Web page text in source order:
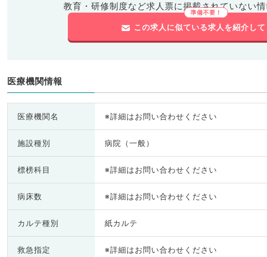
教育・研修制度など求人票に掲載されていない情
この求人に似ている求人を紹介して
医療機関情報
医療機関名 ※詳細はお問い合わせください
施設種別 病院（一般）
標榜科目 ※詳細はお問い合わせください
病床数 ※詳細はお問い合わせください
カルテ種別 紙カルテ
救急指定 ※詳細はお問い合わせください